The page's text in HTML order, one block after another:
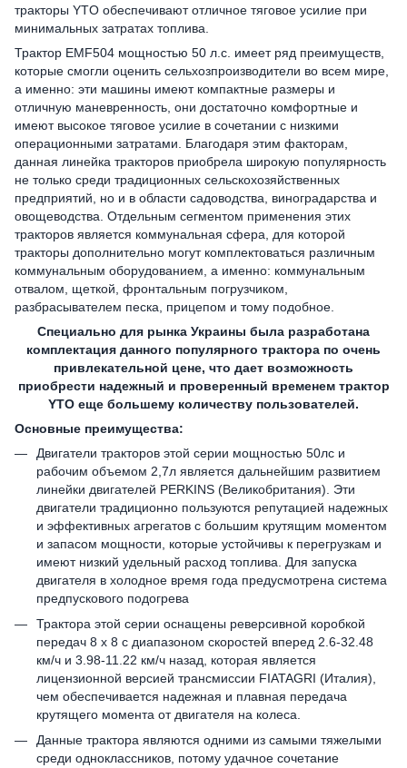
тракторы YTO обеспечивают отличное тяговое усилие при
минимальных затратах топлива.
Трактор EMF504 мощностью 50 л.с. имеет ряд преимуществ,
которые смогли оценить сельхозпроизводители во всем мире,
а именно: эти машины имеют компактные размеры и
отличную маневренность, они достаточно комфортные и
имеют высокое тяговое усилие в сочетании с низкими
операционными затратами. Благодаря этим факторам,
данная линейка тракторов приобрела широкую популярность
не только среди традиционных сельскохозяйственных
предприятий, но и в области садоводства, виноградарства и
овощеводства. Отдельным сегментом применения этих
тракторов является коммунальная сфера, для которой
тракторы дополнительно могут комплектоваться различным
коммунальным оборудованием, а именно: коммунальным
отвалом, щеткой, фронтальным погрузчиком,
разбрасывателем песка, прицепом и тому подобное.
Специально для рынка Украины была разработана
комплектация данного популярного трактора по очень
привлекательной цене, что дает возможность
приобрести надежный и проверенный временем трактор
YTO еще большему количеству пользователей.
Основные преимущества:
Двигатели тракторов этой серии мощностью 50лс и
рабочим объемом 2,7л является дальнейшим развитием
линейки двигателей PERKINS (Великобритания). Эти
двигатели традиционно пользуются репутацией надежных
и эффективных агрегатов с большим крутящим моментом
и запасом мощности, которые устойчивы к перегрузкам и
имеют низкий удельный расход топлива. Для запуска
двигателя в холодное время года предусмотрена система
предпускового подогрева
Трактора этой серии оснащены реверсивной коробкой
передач 8 х 8 с диапазоном скоростей вперед 2.6-32.48
км/ч и 3.98-11.22 км/ч назад, которая является
лицензионной версией трансмиссии FIATAGRI (Италия),
чем обеспечивается надежная и плавная передача
крутящего момента от двигателя на колеса.
Данные трактора являются одними из самыми тяжелыми
среди одноклассников, потому удачное сочетание